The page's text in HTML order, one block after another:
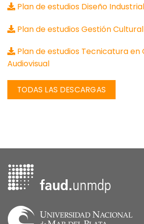
Plan de estudios Diseño Industrial
Plan de estudios Gestión Cultural
Plan de estudios Tecnicatura en
Audiovisual